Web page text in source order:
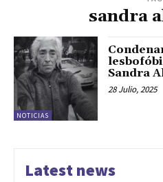
sandra
NOTICIAS
Sandra
28 Julio, 2025
Latest news